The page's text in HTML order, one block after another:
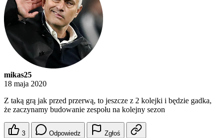
mikas25
18 maja 2020
Z taką grą jak przed przerwą, to jeszcze z 2 kolejki i będzie gadka,
że zaczynamy budowanie zespołu na kolejny sezon
3 Odpowiedz Zgłoś